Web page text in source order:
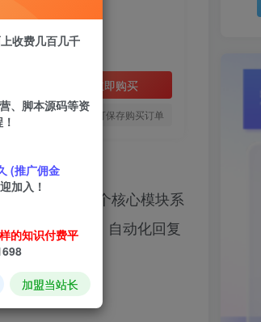
立即购买
！建议登陆后购买，可保存购买订单
系。通过13个核心模块系
号联动玩法、自动化回复
收费几百几千
、脚本源码等资
(推广佣金
加入！
的知识付费平
加盟当站长